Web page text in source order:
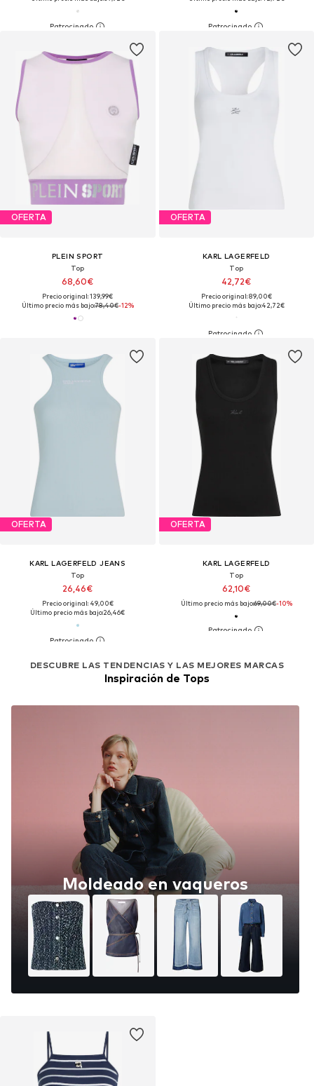
OFERTA
PLEIN SPORT
Top
68,60€
Precio original: 139,99€
Último precio más bajo:78,40€-12%
OFERTA
KARL LAGERFELD
Top
42,72€
Precio original: 89,00€
Último precio más bajo:42,72€
OFERTA
KARL LAGERFELD JEANS
Top
26,46€
Precio original: 49,00€
Último precio más bajo:26,46€
OFERTA
KARL LAGERFELD
Top
62,10€
Último precio más bajo:69,00€-10%
DESCUBRE LAS TENDENCIAS Y LAS MEJORES MARCAS
Inspiración de Tops
Moldeado en vaqueros